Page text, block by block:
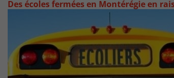
Des écoles fermées en Montérégie en